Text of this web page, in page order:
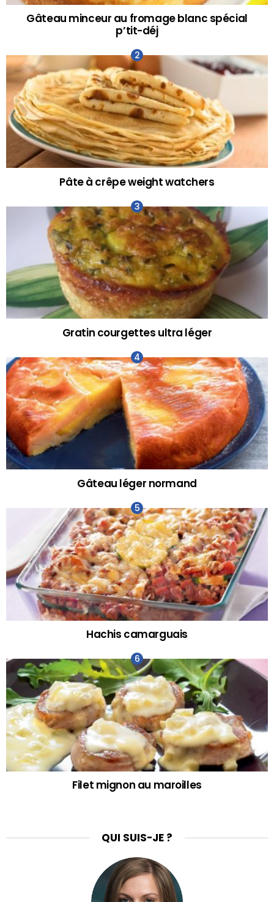
Gâteau minceur au fromage blanc spécial
p’tit-déj
Pâte à crêpe weight watchers
Gratin courgettes ultra léger
Gâteau léger normand
Hachis camarguais
Filet mignon au maroilles
QUI SUIS-JE ?